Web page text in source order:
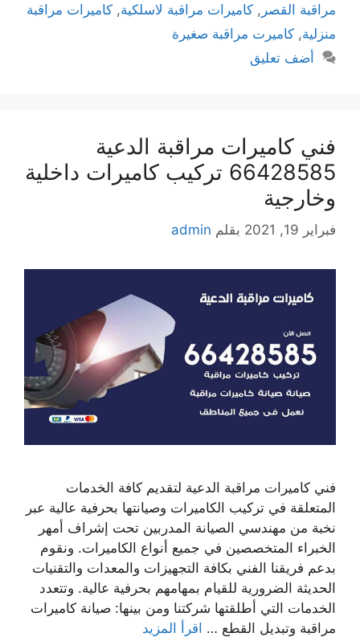
مراقبة القصر , كاميرات مراقبة لاسلكية, كاميرات مراقبة
منزلية, كاميرت مراقبة صغيرة
أضف تعليق
فني كاميرات مراقبة الدعية
66428585 تركيب كاميرات داخلية
وخارجية
فبراير 19, 2021 بقلم admin
فني كاميرات مراقبة الدعية لتقديم كافة الخدمات
المتعلقة في تركيب الكاميرات وصيانتها بحرفية عالية عبر
نخبة من مهندسي الصيانة المدربين تحت إشراف أمهر
الخبراء المتخصصين في جميع أنواع الكاميرات. ونقوم
بدعم فريقنا الفني بكافة التجهيزات والمعدات والتقنيات
الحديثة الضرورية للقيام بمهامهم بحرفية عالية. وتتعدد
الخدمات التي أطلقتها شركتنا ومن بينها: صيانة كاميرات
مراقبة وتبديل القطع … اقرأ المزيد